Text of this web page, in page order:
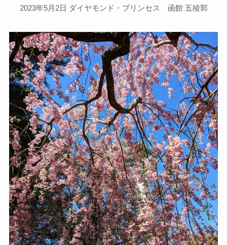
2023年5月2日 ダイヤモンド・プリンセス 函館 五稜郭